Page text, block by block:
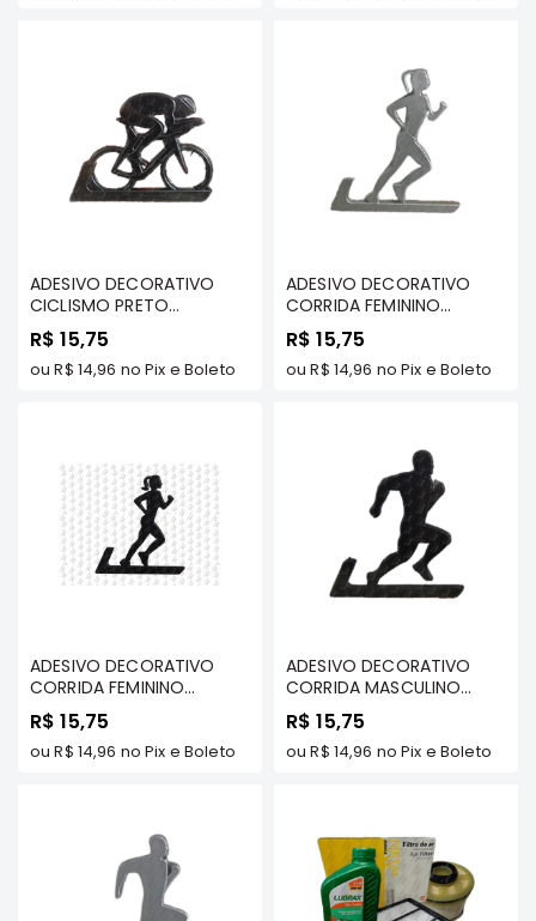
Câmbio
Elétrica
Lancer
Suspensão
Freio
Transmissão
Elétrica
Acessórios
Suspensão
Correias
ADESIVO DECORATIVO
CICLISMO PRETO
PEQUENO - APLICA-SE A
TODOS OS VEÍCULOS
R$ 15,75
ouR$ 14,96 no Pix e Boleto
ADESIVO DECORATIVO
CORRIDA FEMININO
PEQUENO PRATA -
APLICA-SE A TODOS OS
VEÍCULOS
R$ 15,75
ouR$ 14,96 no Pix e Boleto
ADESIVO DECORATIVO
CORRIDA FEMININO
PEQUENO PRETO -
APLICA-SE A TODOS OS
VEÍCULOS
R$ 15,75
ouR$ 14,96 no Pix e Boleto
ADESIVO DECORATIVO
CORRIDA MASCULINO
PEQUENO PRETO -
APLICA-SE A TODOS OS
VEÍCULOS
R$ 15,75
ouR$ 14,96 no Pix e Boleto